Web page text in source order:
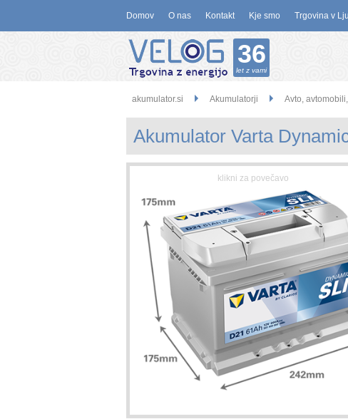
Domov O nas Kontakt Kje smo Trgovina v
36
let z vami
akumulator.si Akumulatorji Avto,
Akumulator Varta